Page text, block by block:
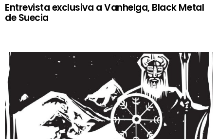
Entrevista exclusiva a Vanhelga, Black Metal
de Suecia